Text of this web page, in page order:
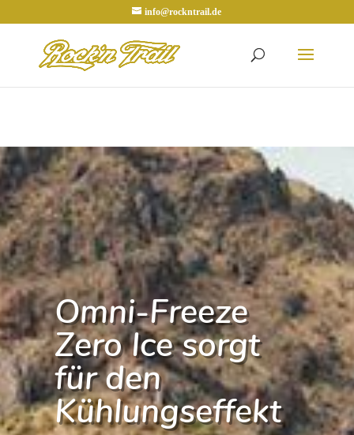
info@rockntrail.de
Omni-Freeze
Zero Ice sorgt
für den
Kühlungseffekt